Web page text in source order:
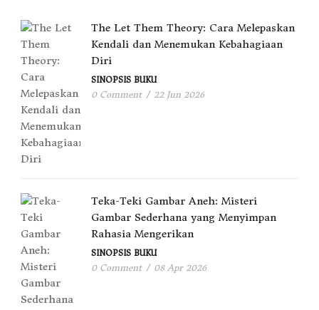
The Let Them Theory: Cara Melepaskan
Kendali dan Menemukan Kebahagiaan
Diri
SINOPSIS BUKU
0 Comment / 22 Jun 2026
Teka-Teki Gambar Aneh: Misteri
Gambar Sederhana yang Menyimpan
Rahasia Mengerikan
SINOPSIS BUKU
0 Comment / 08 Apr 2026